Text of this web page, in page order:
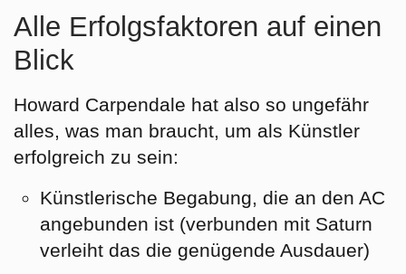
Alle Erfolgsfaktoren auf einen
Blick
Howard Carpendale hat also so ungefähr
alles, was man braucht, um als Künstler
erfolgreich zu sein:
Künstlerische Begabung, die an den AC
angebunden ist (verbunden mit Saturn
verleiht das die genügende Ausdauer)